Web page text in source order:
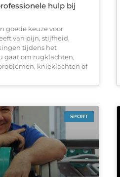
hulp bij
goede keuze voor
van pijn, stijfheid,
tijdens het
gaat om rugklachten,
knieklachten of
SPORT